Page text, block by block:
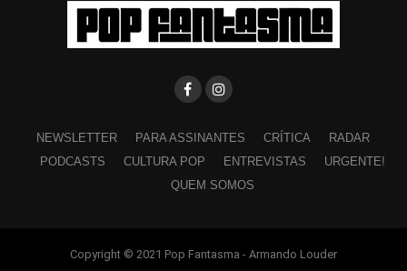
NEWSLETTER PARA ASSINANTES CRÍTICA
RADAR
PODCASTS
CULTURA POP ENTREVISTAS
URGENTE!
QUEM SOMOS
Copyright © 2021 Pop Fantasma - Armando Louder